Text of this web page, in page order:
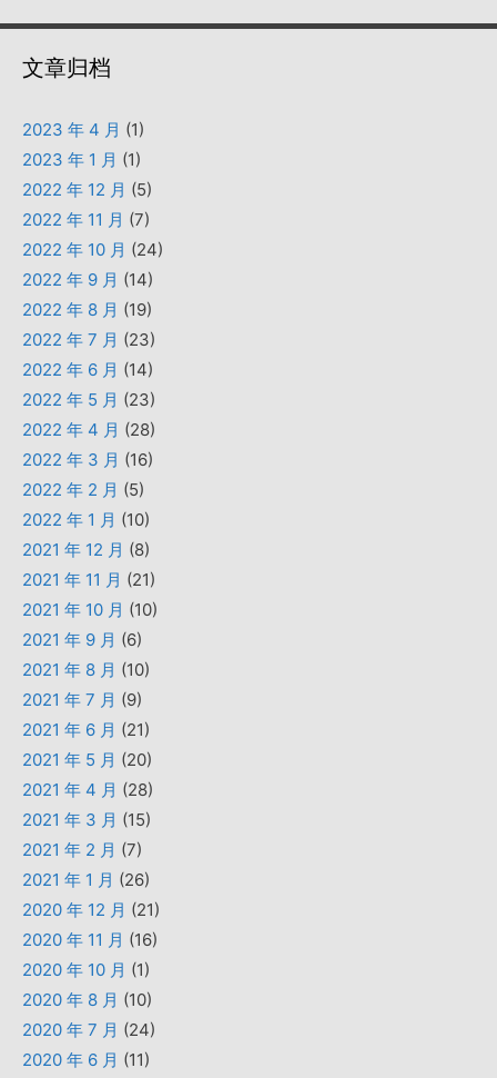
文章归档
2023 年 4 月 (1)
2023 年 1 月 (1)
2022 年 12 月 (5)
2022 年 11 月 (7)
2022 年 10 月 (24)
2022 年 9 月 (14)
2022 年 8 月 (19)
2022 年 7 月 (23)
2022 年 6 月 (14)
2022 年 5 月 (23)
2022 年 4 月 (28)
2022 年 3 月 (16)
2022 年 2 月 (5)
2022 年 1 月 (10)
2021 年 12 月 (8)
2021 年 11 月 (21)
2021 年 10 月 (10)
2021 年 9 月 (6)
2021 年 8 月 (10)
2021 年 7 月 (9)
2021 年 6 月 (21)
2021 年 5 月 (20)
2021 年 4 月 (28)
2021 年 3 月 (15)
2021 年 2 月 (7)
2021 年 1 月 (26)
2020 年 12 月 (21)
2020 年 11 月 (16)
2020 年 10 月 (1)
2020 年 8 月 (10)
2020 年 7 月 (24)
2020 年 6 月 (11)